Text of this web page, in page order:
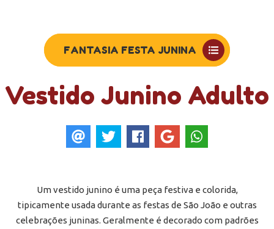
FANTASIA FESTA JUNINA
Vestido Junino Adulto
Um vestido junino é uma peça festiva e colorida,
tipicamente usada durante as festas de São João e outras
celebrações juninas. Geralmente é decorado com padrões